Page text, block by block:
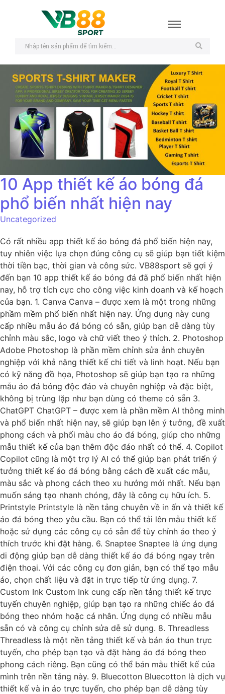
10 App thiết kế áo bóng đá
phổ biến nhất hiện nay
Uncategorized
Có rất nhiều app thiết kế áo bóng đá phổ biến hiện nay,
tuy nhiên việc lựa chọn đúng công cụ sẽ giúp bạn tiết kiệm
thời tiền bạc, thời gian và công sức. VB88sport sẽ gợi ý
đến bạn 10 app thiết kế áo bóng đá đã phổ biến nhất hiện
nay, hỗ trợ tích cực cho công việc kinh doanh và kế hoạch
của bạn. 1. Canva Canva – được xem là một trong những
phầm mềm phổ biến nhất hiện nay. Ứng dụng này cung
cấp nhiều mẫu áo đá bóng có sẵn, giúp bạn dễ dàng tùy
chỉnh màu sắc, logo và chữ viết theo ý thích. 2. Photoshop
Adobe Photoshop là phần mềm chỉnh sửa ảnh chuyên
nghiệp với khả năng thiết kế chi tiết và linh hoạt. Nếu bạn
có kỹ năng đồ họa, Photoshop sẽ giúp bạn tạo ra những
mẫu áo đá bóng độc đáo và chuyên nghiệp và đặc biệt,
không bị trùng lặp như bạn dùng có theme có sẵn 3.
ChatGPT ChatGPT – được xem là phần mềm AI thông minh
và phổ biến nhất hiện nay, sẽ giúp bạn lên ý tưởng, đề xuất
phong cách và phối màu cho áo đá bóng, giúp cho những
mẫu thiết kế của bạn thêm độc đáo nhất có thể. 4. Copilot
Copilot cũng là một trợ lý AI có thể giúp bạn phát triển ý
tưởng thiết kế áo đá bóng bằng cách đề xuất các mẫu,
màu sắc và phong cách theo xu hướng mới nhất. Nếu bạn
muốn sáng tạo nhanh chóng, đây là công cụ hữu ích. 5.
Printstyle Printstyle là nền tảng chuyên về in ấn và thiết kế
áo đá bóng theo yêu cầu. Bạn có thể tải lên mẫu thiết kế
hoặc sử dụng các công cụ có sẵn để tùy chỉnh áo theo ý
thích trước khi đặt hàng. 6. Snaptee Snaptee là ứng dụng
di động giúp bạn dễ dàng thiết kế áo đá bóng ngay trên
điện thoại. Với các công cụ đơn giản, bạn có thể tạo mẫu
áo, chọn chất liệu và đặt in trực tiếp từ ứng dụng. 7.
Custom Ink Custom Ink cung cấp nền tảng thiết kế trực
tuyến chuyên nghiệp, giúp bạn tạo ra những chiếc áo đá
bóng theo nhóm hoặc cá nhân. Ứng dụng có nhiều mẫu
sẵn có và công cụ chỉnh sửa dễ sử dụng. 8. Threadless
Threadless là một nền tảng thiết kế và bán áo thun trực
tuyến, cho phép bạn tạo và đặt hàng áo đá bóng theo
phong cách riêng. Bạn cũng có thể bán mẫu thiết kế của
mình trên nền tảng này. 9. Bluecotton Bluecotton là dịch vụ
thiết kế và in áo trực tuyến, cho phép bạn dễ dàng tùy